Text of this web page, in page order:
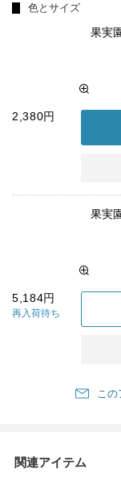
色とサイズ
果実
2,380円
果実
5,184円
再入荷待ち
こ
関連アイテム